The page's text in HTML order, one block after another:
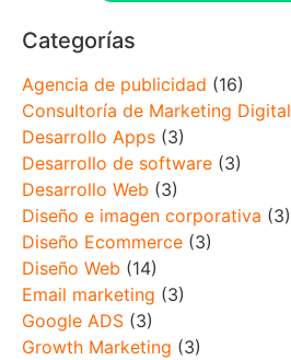
Categorías
Agencia de publicidad (16)
Consultoría de Marketing Digital
Desarrollo Apps (3)
Desarrollo de software (3)
Desarrollo Web (3)
Diseño e imagen corporativa (3)
Diseño Ecommerce (3)
Diseño Web (14)
Email marketing (3)
Google ADS (3)
Growth Marketing (3)